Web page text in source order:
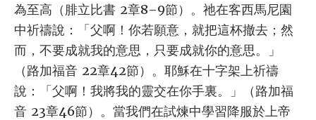
為至高（腓立比書 2章8–9節）。祂在客西馬尼園
中祈禱說：「父啊！你若願意，就把這杯撤去；然
而，不要成就我的意思，只要成就你的意思。」
（路加福音 22章42節）。耶穌在十字架上祈禱
說：「父啊！我將我的靈交在你手裏。」（路加福
音 23章46節）。當我們在試煉中學習降服於上帝